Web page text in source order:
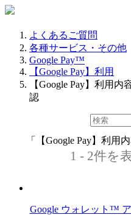
よくあるご質問
各種サービス・その他
Google Pay™
【Google Pay】利用
【Google Pay】利用内
認
「【Google Pay】利用
1 - 2件を
Google ウォレット™